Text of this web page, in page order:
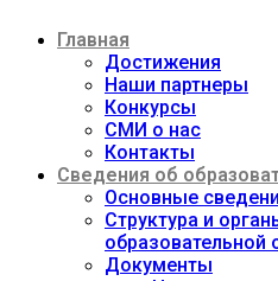
содержимому
Главная
Достижения
Наши партнеры
Конкурсы
СМИ о нас
Контакты
Сведения об
Основные
Структура и
образовательной
Документы